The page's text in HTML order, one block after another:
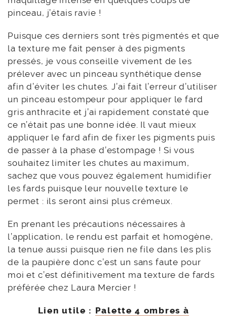
pinceau, j’étais ravie !
Puisque ces derniers sont très pigmentés et que
la texture me fait penser à des pigments
pressés, je vous conseille vivement de les
prélever avec un pinceau synthétique dense
afin d’éviter les chutes. J’ai fait l’erreur d’utiliser
un pinceau estompeur pour appliquer le fard
gris anthracite et j’ai rapidement constaté que
ce n’était pas une bonne idée. Il vaut mieux
appliquer le fard afin de fixer les pigments puis
de passer à la phase d’estompage ! Si vous
souhaitez limiter les chutes au maximum,
sachez que vous pouvez également humidifier
les fards puisque leur nouvelle texture le
permet : ils seront ainsi plus crémeux.
En prenant les précautions nécessaires à
l’application, le rendu est parfait et homogène,
la tenue aussi puisque rien ne file dans les plis
de la paupière donc c’est un sans faute pour
moi et c’est définitivement ma texture de fards
préférée chez Laura Mercier !
Lien utile : Palette 4 ombres à